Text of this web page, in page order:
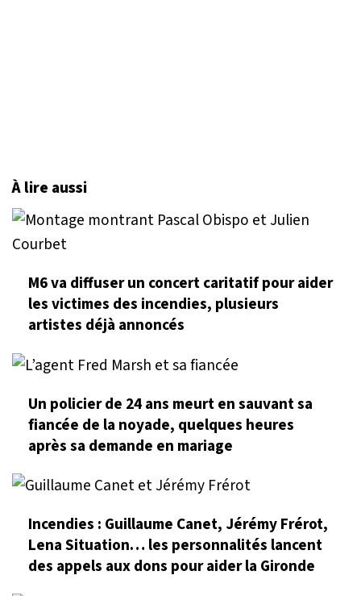
À lire aussi
M6 va diffuser un concert caritatif pour aider
les victimes des incendies, plusieurs
artistes déjà annoncés
Un policier de 24 ans meurt en sauvant sa
fiancée de la noyade, quelques heures
après sa demande en mariage
Incendies : Guillaume Canet, Jérémy Frérot,
Lena Situation… les personnalités lancent
des appels aux dons pour aider la Gironde